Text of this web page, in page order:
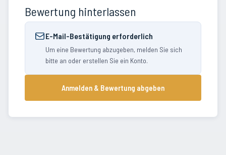
Bewertung hinterlassen
E-Mail-Bestätigung erforderlich
Um eine Bewertung abzugeben, melden Sie sich
bitte an oder erstellen Sie ein Konto.
Anmelden & Bewertung abgeben